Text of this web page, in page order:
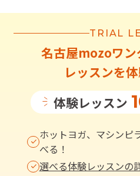
TRIAL
名古屋mozoワン
レッスンを
体験レッスン
ホットヨガ、マシンピ
べる！
選べる体験レッスンの